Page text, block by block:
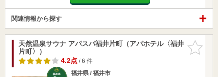
関連情報から探す
お気に入
りに追加
天然温泉サウナ アパスパ福井片町（アパホテル〈福井
片町〉）
4.2点/ 6 件
福井県 / 福井市